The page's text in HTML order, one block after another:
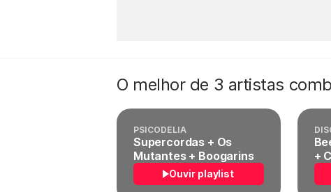
O melhor de 3 artistas
PSICODELIA
Supercordas + Os
Mutantes + Boogarins
Ouvir playlist
+